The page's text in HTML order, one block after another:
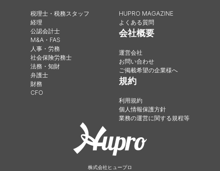
税理士・税務スタッフ
経理
公認会計士
M&A・FAS
人事・労務
社会保険労務士
法務・知財
弁護士
財務
CFO
HUPRO MAGAZINE
よくある質問
会社概要
運営会社
お問い合わせ
ご掲載希望の企業様へ
規約
利用規約
個人情報保護方針
業務の運営に関する規程等
株式会社ヒュープロ